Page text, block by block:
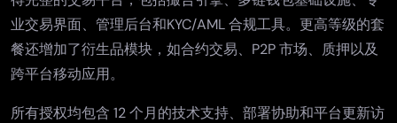
业交易界面、管理后台和KYC/AML 合规工具。更高等级的套
餐还增加了衍生品模块，如合约交易、P2P 市场、质押以及
跨平台移动应用。
所有授权均包含 12 个月的技术支持、部署协助和平台更新访